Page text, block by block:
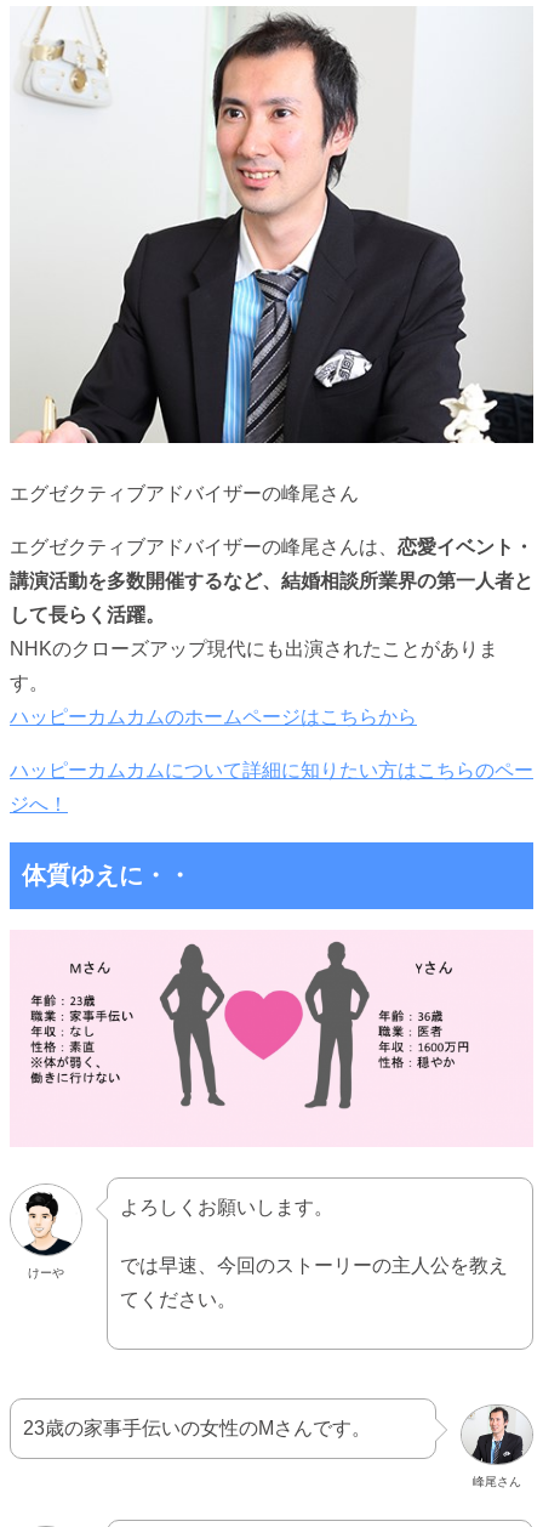
エグゼクティブアドバイザーの峰尾さん
エグゼクティブアドバイザーの峰尾さんは、 恋愛イベント・
講演活動を多数開催するなど、結婚相談所業界の第一人者と
して長らく活躍。
NHKのクローズアップ現代にも出演されたことがありま
す。
ハッピーカムカムのホームページはこちらから
ハッピーカムカムについて詳細に知りたい方はこちらのペー
ジへ！
体質ゆえに・・
けーや
よろしくお願いします。
では早速、今回のストーリーの主人公を教え
てください。
峰尾さん
23歳の家事手伝いの女性のMさんです。